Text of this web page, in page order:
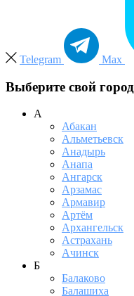
Telegram Max
Выберите свой город
А
Абакан
Альметьевск
Анадырь
Анапа
Ангарск
Арзамас
Армавир
Артём
Архангельск
Астрахань
Ачинск
Б
Балаково
Балашиха